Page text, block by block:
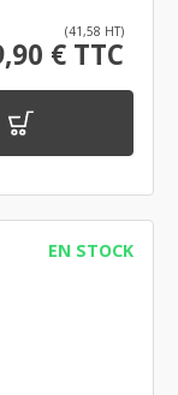
(41,58 HT)
€ TTC
EN STOCK